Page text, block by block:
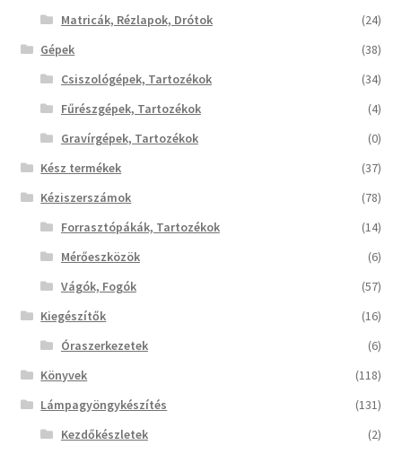
Uvegek
Matricák, Rézlapok, Drótok
(24)
Gépek
(38)
Csiszológépek, Tartozékok
(34)
Fűrészgépek, Tartozékok
(4)
Gravírgépek, Tartozékok
(0)
Kész termékek
(37)
Kéziszerszámok
(78)
Forrasztópákák, Tartozékok
(14)
Mérőeszközök
(6)
Vágók, Fogók
(57)
Kiegészítők
(16)
Óraszerkezetek
(6)
Könyvek
(118)
Lámpagyöngykészítés
(131)
Kezdőkészletek
(2)